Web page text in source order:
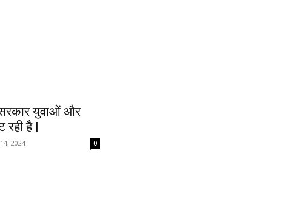
सरकार युवाओं और
रही है |
2024 0